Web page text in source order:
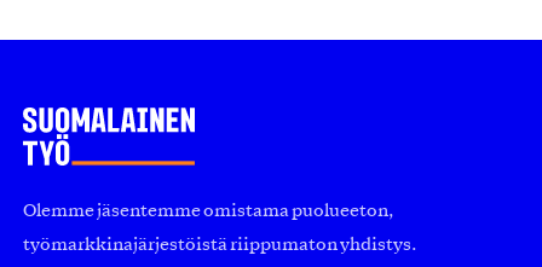
Olemme jäsentemme omistama puolueeton,
työmarkkinajärjestöistä riippumaton yhdistys.